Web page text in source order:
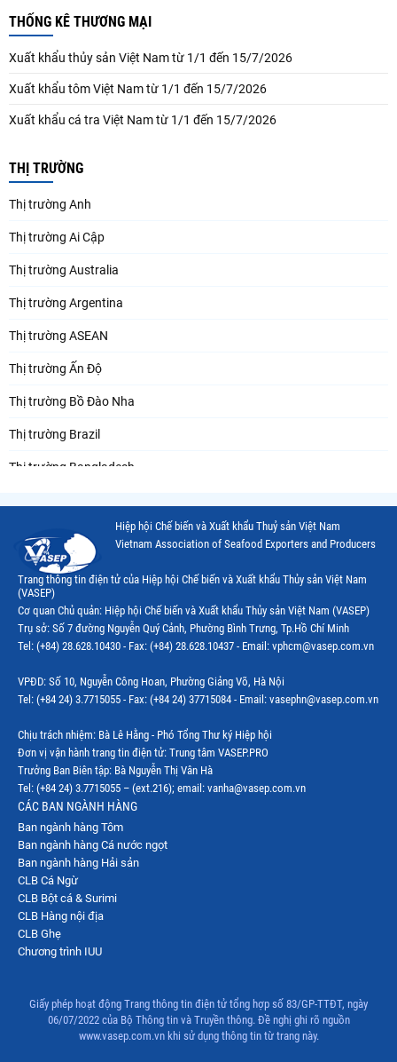
THỐNG KÊ THƯƠNG MẠI
Xuất khẩu thủy sản Việt Nam từ 1/1 đến 15/7/2026
Xuất khẩu tôm Việt Nam từ 1/1 đến 15/7/2026
Xuất khẩu cá tra Việt Nam từ 1/1 đến 15/7/2026
THỊ TRƯỜNG
Thị trường Anh
Thị trường Ai Cập
Thị trường Australia
Thị trường Argentina
Thị trường ASEAN
Thị trường Ấn Độ
Thị trường Bồ Đào Nha
Thị trường Brazil
Thị trường Bangladesh
Thị trường Canada
Thị trường Ecuador
Thị trường EU
Thị trường Indonesia
Thị trường Mỹ
Thị trường Nga
Thị trường Hàn Quốc
Thị trường Nhật Bản
Thị trường Thái Lan
Thị trường Trung Quốc
Thị trường Philippines
Thị trường Tây Ban Nha
Thị trường thủy sản khác
Hiệp hội Chế biến và Xuất khẩu Thuỷ sản Việt Nam
Vietnam Association of Seafood Exporters and Producers
Trang thông tin điện tử của Hiệp hội Chế biến và Xuất khẩu Thủy sản Việt Nam
(VASEP)
Cơ quan Chủ quản: Hiệp hội Chế biến và Xuất khẩu Thủy sản Việt Nam (VASEP)
Trụ sở: Số 7 đường Nguyễn Quý Cảnh, Phường Bình Trưng, Tp.Hồ Chí Minh
Tel: (+84) 28.628.10430 - Fax: (+84) 28.628.10437 - Email: vphcm@vasep.com.vn
VPĐD: Số 10, Nguyễn Công Hoan, Phường Giảng Võ, Hà Nội
Tel: (+84 24) 3.7715055 - Fax: (+84 24) 37715084 - Email: vasephn@vasep.com.vn
Chịu trách nhiệm: Bà Lê Hằng - Phó Tổng Thư ký Hiệp hội
Đơn vị vận hành trang tin điện tử: Trung tâm VASEP.PRO
Trưởng Ban Biên tập: Bà Nguyễn Thị Vân Hà
Tel: (+84 24) 3.7715055 – (ext.216); email: vanha@vasep.com.vn
CÁC BAN NGÀNH HÀNG
Ban ngành hàng Tôm
Ban ngành hàng Cá nước ngọt
Ban ngành hàng Hải sản
CLB Cá Ngừ
CLB Bột cá & Surimi
CLB Hàng nội địa
CLB Ghẹ
Chương trình IUU
Giấy phép hoạt động Trang thông tin điện tử tổng hợp số 83/GP-TTĐT, ngày
06/07/2022 của Bộ Thông tin và Truyền thông. Đề nghị ghi rõ nguồn
www.vasep.com.vn khi sử dụng thông tin từ trang này.